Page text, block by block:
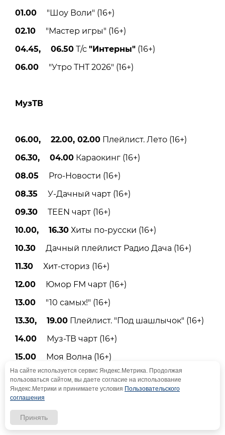
01.00 "Шоу Воли" (16+)
02.10 "Мастер игры" (16+)
04.45, 06.50 Т/с "Интерны" (16+)
06.00 "Утро ТНТ 2026" (16+)
МузТВ
06.00, 22.00, 02.00 Плейлист. Лето (16+)
06.30, 04.00 Караокинг (16+)
08.05 Pro-Новости (16+)
08.35 У-Дачный чарт (16+)
09.30 TEEN чарт (16+)
10.00, 16.30 Хиты по-русски (16+)
10.30 Дачный плейлист Радио Дача (16+)
11.30 Хит-сториз (16+)
12.00 Юмор FM чарт (16+)
13.00 "10 самых!" (16+)
13.30, 19.00 Плейлист. "Под шашлычок" (16+)
14.00 Муз-ТВ чарт (16+)
15.00 Моя Волна (16+)
16.00 Лига свежих клипов (16+)
17.00Яндекс. Музыка чарт (16+)
18.00"Хроника звездных зависимостей.
Обратная сторона славы" (16+)
На сайте используется сервис Яндекс.Метрика. Продолжая
пользоваться сайтом, вы даете согласие на использование
Яндекс.Метрики и принимаете условия Пользовательского
соглашения
Принять